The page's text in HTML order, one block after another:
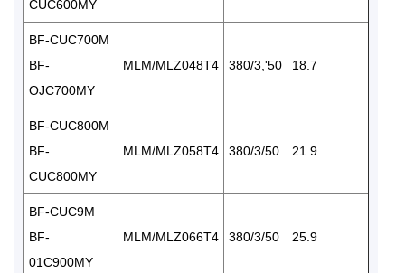
CUC600MY
BF-CUC700M
BF-
OJC700MY
MLM/MLZ048T4 380/3,'50 18.7
BF-CUC800M
BF-
CUC800MY
MLM/MLZ058T4 380/3/50 21.9
BF-CUC9M
BF-
01C900MY
MLM/MLZ066T4 380/3/50 25.9